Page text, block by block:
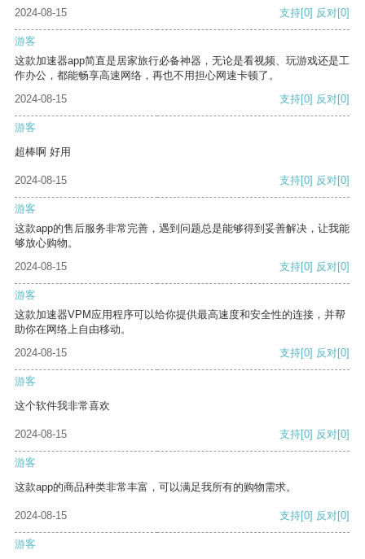
2024-08-15
支持[0] 反对[0]
游客
这款加速器app简直是居家旅行必备神器，无论是看视频、玩游戏还是工
作办公，都能畅享高速网络，再也不用担心网速卡顿了。
2024-08-15
支持[0] 反对[0]
游客
超棒啊 好用
2024-08-15 支持[0] 反对[0]
游客
这款app的售后服务非常完善，遇到问题总是能够得到妥善解决，让我能
够放心购物。
2024-08-15
支持[0] 反对[0]
游客
这款加速器VPM应用程序可以给你提供最高速度和安全性的连接，并帮
助你在网络上自由移动。
2024-08-15
支持[0] 反对[0]
游客
这个软件我非常喜欢
2024-08-15 支持[0] 反对[0]
游客
这款app的商品种类非常丰富，可以满足我所有的购物需求。
2024-08-15 支持[0] 反对[0]
游客